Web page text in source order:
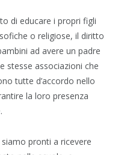
di educare i propri figli
o religiose, il diritto
ad avere un padre
stesse associazioni che
tutte d’accordo nello
la loro presenza
pronti a ricevere